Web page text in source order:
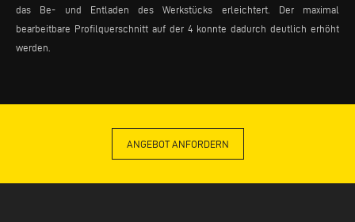
das Be- und Entladen des Werkstücks erleichtert. Der maximal
bearbeitbare Profilquerschnitt auf der 4 konnte dadurch deutlich erhöht
werden.
ANGEBOT ANFORDERN